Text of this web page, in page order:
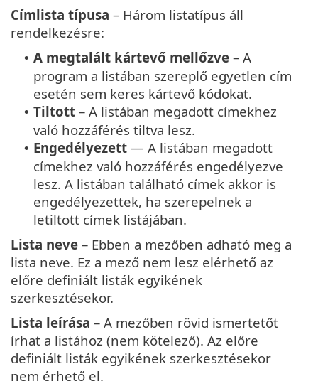
Címlista típusa – Három listatípus áll
rendelkezésre:
• A megtalált kártevő mellőzve – A
program a listában szereplő egyetlen cím
esetén sem keres kártevő kódokat.
• Tiltott – A listában megadott címekhez
való hozzáférés tiltva lesz.
• Engedélyezett — A listában megadott
címekhez való hozzáférés engedélyezve
lesz. A listában található címek akkor is
engedélyezettek, ha szerepelnek a
letiltott címek listájában.
Lista neve – Ebben a mezőben adható meg a
lista neve. Ez a mező nem lesz elérhető az
előre definiált listák egyikének
szerkesztésekor.
Lista leírása – A mezőben rövid ismertetőt
írhat a listához (nem kötelező). Az előre
definiált listák egyikének szerkesztésekor
nem érhető el.